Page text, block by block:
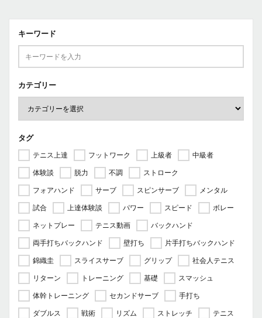
キーワード
カテゴリー
タグ
テニス上達 フットワーク 上級者
中級者
体験談
脱力 不調
ストローク
フォアハンド
サーブ スピンサーブ
メンタル
試合
上達体験談 パワー スピード
ボレー
ネットプレー
テニス動画
バックハンド
両手打ちバックハンド
壁打ち
片手打ちバックハンド
錦織圭
スライスサーブ グリップ
社会人テニス
リターン
トレーニング 基礎
スマッシュ
体幹トレーニング
セカンドサーブ
手打ち
ダブルス
戦術 リズム ストレッチ
テニス